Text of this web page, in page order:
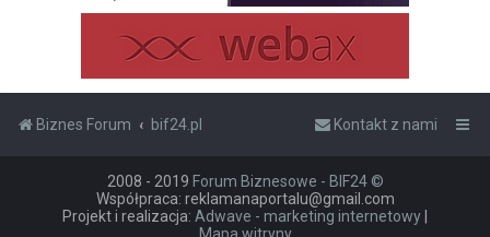
Biznes Forum bif24.pl Kontakt z nami
2008 - 2019 Forum Biznesowe - BIF24 ©
Współpraca: reklamanaportalu@gmail.com
Projekt i realizacja: Adwave - marketing internetowy|
Mapa witryny